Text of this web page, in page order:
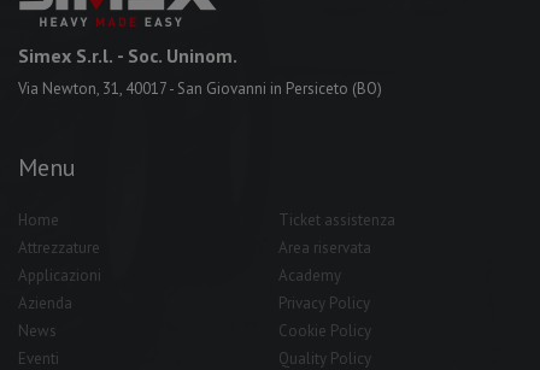
Simex S.r.l. - Soc. Uninom.
Via Newton, 31, 40017 - San Giovanni in Persiceto (BO)
Menu
Home
Attrezzature
Applicazioni
Azienda
News
Eventi
Ticket assistenza
Area riservata
Academy
Privacy Policy
Cookie Policy
Quality Policy